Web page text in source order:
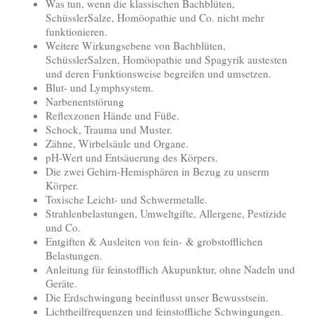
Was tun, wenn die klassischen Bachblüten,
SchüsslerSalze, Homöopathie und Co. nicht mehr
funktionieren.
Weitere Wirkungsebene von Bachblüten,
SchüsslerSalzen, Homöopathie und Spagyrik austesten
und deren Funktionsweise begreifen und umsetzen.
Blut- und Lymphsystem.
Narbenentstörung
Reflexzonen Hände und Füße.
Schock, Trauma und Muster.
Zähne, Wirbelsäule und Organe.
pH-Wert und Entsäuerung des Körpers.
Die zwei Gehirn-Hemisphären in Bezug zu unserm
Körper.
Toxische Leicht- und Schwermetalle.
Strahlenbelastungen, Umweltgifte, Allergene, Pestizide
und Co.
Entgiften & Ausleiten von fein- & grobstofflichen
Belastungen.
Anleitung für feinstofflich Akupunktur, ohne Nadeln und
Geräte.
Die Erdschwingung beeinflusst unser Bewusstsein.
Lichtheilfrequenzen und feinstoffliche Schwingungen.